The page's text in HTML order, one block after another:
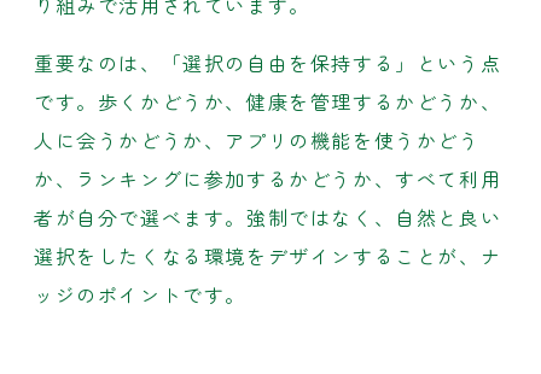
重要なのは、「選択の自由を保持する」という点
です。歩くかどうか、健康を管理するかどうか、
人に会うかどうか、アプリの機能を使うかどう
か、ランキングに参加するかどうか、すべて利用
者が自分で選べます。強制ではなく、自然と良い
選択をしたくなる環境をデザインすることが、ナ
ッジのポイントです。